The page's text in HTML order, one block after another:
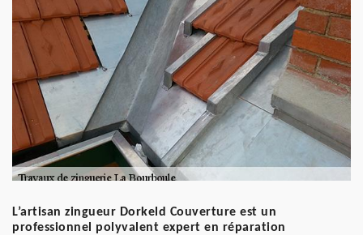
L’artisan zingueur Dorkeld Couverture est un
professionnel polyvalent expert en réparation